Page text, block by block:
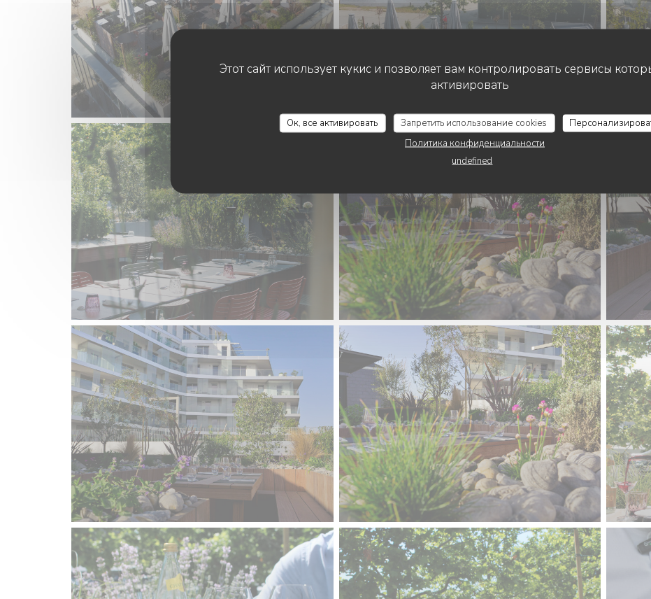
Этот сайт использует кукис и позволяет вам контролировать сервисы
активировать
Ок, все активировать Запретить использование cookies
Политика конфиденциальности
undefined